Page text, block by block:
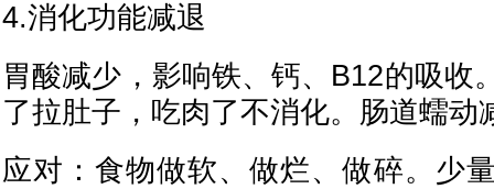
4.消化功能减退
胃酸减少，影响铁、钙、B12的吸收
了拉肚子，吃肉了不消化。肠道蠕动
应对：食物做软、做烂、做碎。少